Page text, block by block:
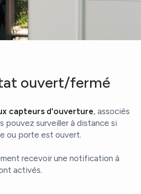
ouvert/fermé
capteurs d'ouverture, associés
pouvez surveiller à distance si
ou porte est ouvert.
recevoir une notification à
activés.